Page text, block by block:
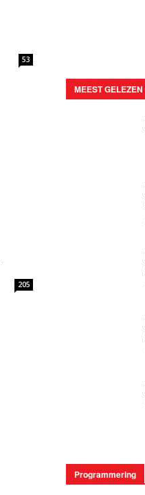
53
205
MEEST GELEZEN
Programmering